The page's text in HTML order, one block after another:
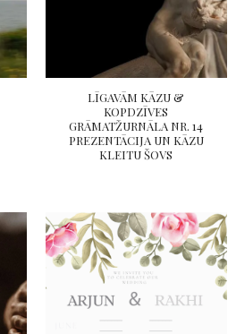
LĪGAVĀM KĀZU &
KOPDZĪVES
GRĀMATŽURNĀLA NR. 14
PREZENTĀCIJA UN KĀZU
KLEITU ŠOVS